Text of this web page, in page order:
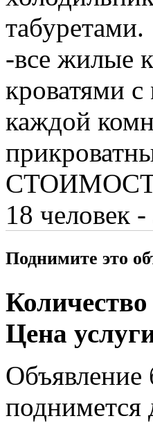
табуретами.
-все жилые
кроватями
каждой
СТОИМОСТЬ:
18 человек
Поднимите это
Цена
Объявление
поднимется